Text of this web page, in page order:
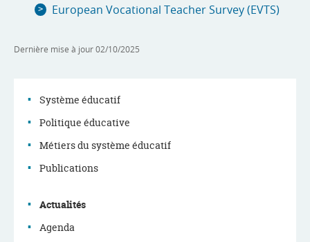
European Vocational Teacher Survey (EVTS)
Dernière mise à jour02/10/2025
Menu
de
navigation
Système éducatif
Politique éducative
Métiers du système éducatif
Publications
Actualités
Agenda